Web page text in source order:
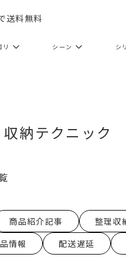
送料無料
リ シーン シ
納テクニック
商品紹介記事 整理収
情報 配送遅延